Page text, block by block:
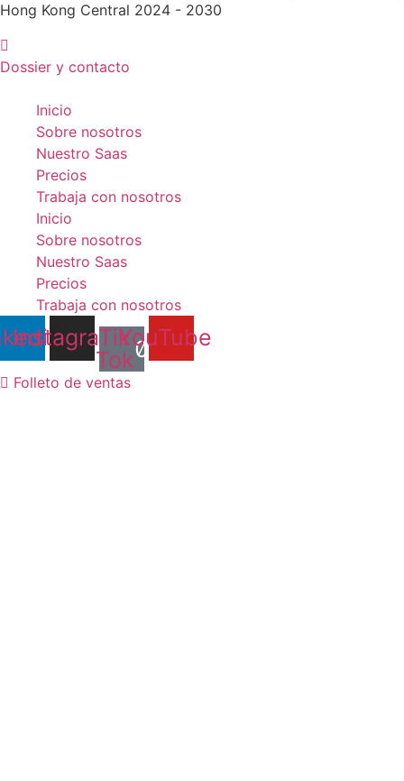
Hong Kong Central 2024 - 2030
Dossier y contacto
Inicio
Sobre nosotros
Nuestro Saas
Precios
Trabaja con nosotros
Inicio
Sobre nosotros
Nuestro Saas
Precios
Trabaja con nosotros
Instagram
Tik
Tok
YouTube
Folleto de ventas